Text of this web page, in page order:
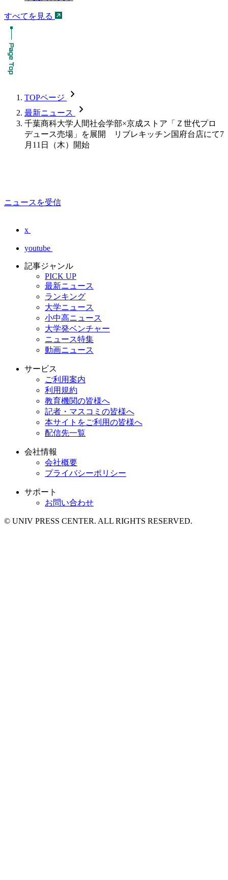
すべてを見る
TOPページ chevron_forward
最新ニュース chevron_forward
千葉商科大学人間社会学部×京成ストア「Ｚ世代プロ
デュース売場」を展開 リブレキッチン国府台店にて7
月11日（木）開始
ニュースを受信
x
youtube
記事ジャンル
PICK UP
最新ニュース
ランキング
大学ニュース
小中高ニュース
大学発ベンチャー
ニュース特集
動画ニュース
サービス
ご利用案内
利用規約
教育機関の皆様へ
記者・マスコミの皆様へ
本サイトをご利用の皆様へ
配信先一覧
会社情報
会社概要
プライバシーポリシー
サポート
お問い合わせ
© UNIV PRESS CENTER. ALL RIGHTS RESERVED.